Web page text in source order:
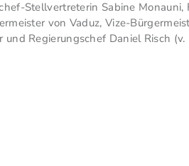
Stellvertreterin Sabine Monauni,
von Vaduz, Vize-
und Regierungschef Daniel Risch (v.